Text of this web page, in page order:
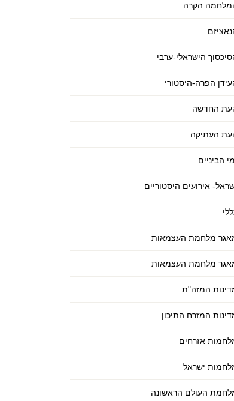
הקרה
הישראלי-ערבי
הפרה-היסטורי
החדשה
העתיקה
הביניים
אירועים היסטוריים
מלחמת העצמאות
מלחמת העצמאות
המזה"ת
המזרח התיכון
אזרחים
ישראל
העולם הראשונה